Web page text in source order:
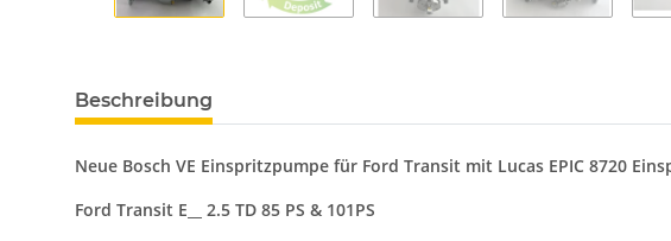
Beschreibung
Neue Bosch VE Einspritzpumpe für Ford Transit mit Lucas EPIC 8720
Ford Transit E__ 2.5 TD 85 PS & 101PS